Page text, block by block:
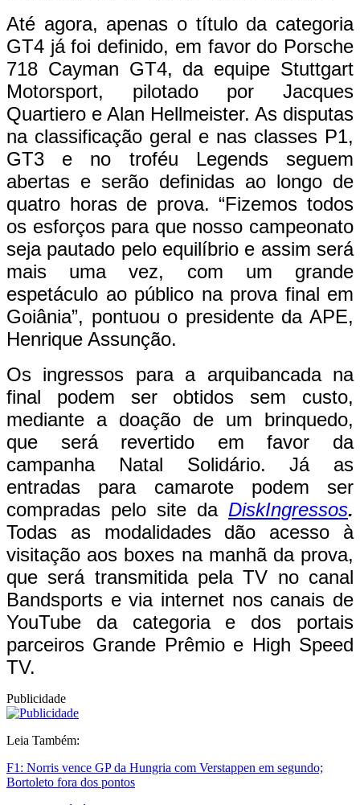
Até agora, apenas o título da categoria
GT4 já foi definido, em favor do Porsche
718 Cayman GT4, da equipe Stuttgart
Motorsport, pilotado por Jacques
Quartiero e Alan Hellmeister. As disputas
na classificação geral e nas classes P1,
GT3 e no troféu Legends seguem
abertas e serão definidas ao longo de
quatro horas de prova. “Fizemos todos
os esforços para que nosso campeonato
seja pautado pelo equilíbrio e assim será
mais uma vez, com um grande
espetáculo ao público na prova final em
Goiânia”, pontuou o presidente da APE,
Henrique Assunção.
Os ingressos para a arquibancada na
final podem ser obtidos sem custo,
mediante a doação de um brinquedo,
que será revertido em favor da
campanha Natal Solidário. Já as
entradas para camarote podem ser
compradas pelo site da DiskIngressos.
Todas as modalidades dão acesso à
visitação aos boxes na manhã da prova,
que será transmitida pela TV no canal
Bandsports e via internet nos canais de
YouTube da categoria e dos portais
parceiros Grande Prêmio e High Speed
TV.
Publicidade
Leia Também:
F1: Norris vence GP da Hungria com Verstappen em segundo;
Bortoleto fora dos pontos